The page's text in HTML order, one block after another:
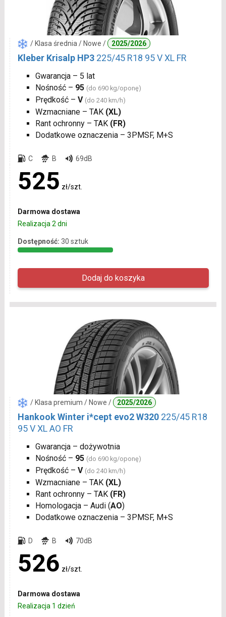
/ Klasa średnia / Nowe / 2025/2026
Kleber Krisalp HP3 225/45 R18 95 V XL FR
Gwarancja – 5 lat
Nośność – 95 (do 690 kg/oponę)
Prędkość – V (do 240 km/h)
Wzmacniane – TAK (XL)
Rant ochronny – TAK (FR)
Dodatkowe oznaczenia – 3PMSF, M+S
C B 69dB
525 zł/szt.
Darmowa dostawa
Realizacja 2 dni
Dostępność: 30 sztuk
/ Klasa premium / Nowe / 2025/2026
Hankook Winter i*cept evo2 W320 225/45 R18
95 V XL AO FR
Gwarancja – dożywotnia
Nośność – 95 (do 690 kg/oponę)
Prędkość – V (do 240 km/h)
Wzmacniane – TAK (XL)
Rant ochronny – TAK (FR)
Homologacja – Audi (AO)
Dodatkowe oznaczenia – 3PMSF, M+S
D B 70dB
526 zł/szt.
Darmowa dostawa
Realizacja 1 dzień